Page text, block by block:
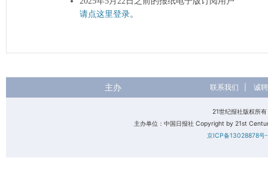
请点这里登录。
主办 联系我们 诚
21世纪报社版权所
主办单位：中国日报社 Copyright by 21st
京ICP备13028878号